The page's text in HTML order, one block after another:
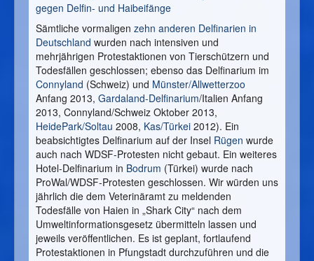
gegen Delfin- und Haibeifänge
Sämtliche vormaligen zehn anderen Delfinarien in
Deutschland wurden nach intensiven und
mehrjährigen Protestaktionen von Tierschützern und
Todesfällen geschlossen; ebenso das Delfinarium im
Connyland (Schweiz) und Münster/Allwetterzoo
Anfang 2013, Gardaland-Delfinarium/Italien Anfang
2013, Connyland/Schweiz Oktober 2013,
HeidePark/Soltau 2008, Kas/Türkei 2012). Ein
beabsichtigtes Delfinarium auf der Insel Rügen wurde
auch nach WDSF-Protesten nicht gebaut. Ein weiteres
Hotel-Delfinarium in Bodrum (Türkei) wurde nach
ProWal/WDSF-Protesten geschlossen. Wir würden uns
jährlich die dem Veterinäramt zu meldenden
Todesfälle von Haien in „Shark City“ nach dem
Umweltinformationsgesetz übermitteln lassen und
jeweils veröffentlichen. Es ist geplant, fortlaufend
Protestaktionen in Pfungstadt durchzuführen und die